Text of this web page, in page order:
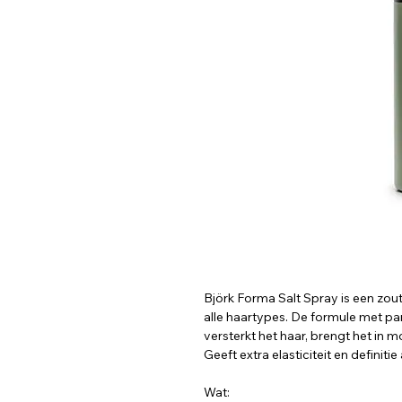
Björk Forma Salt Spray is een
alle haartypes. De formule met
versterkt het haar, brengt het in
Geeft extra elasticiteit en definitie
Wat: